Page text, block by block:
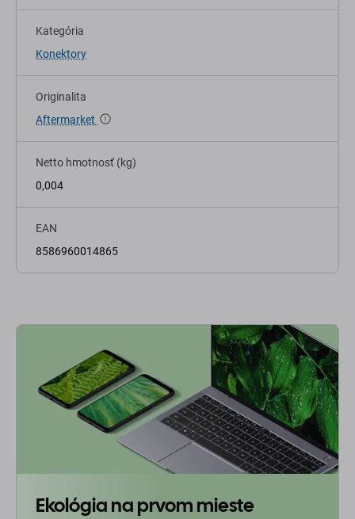
Kategória
Konektory
Originalita
Aftermarket
Netto hmotnosť (kg)
0,004
EAN
8586960014865
Ekológia na prvom mieste